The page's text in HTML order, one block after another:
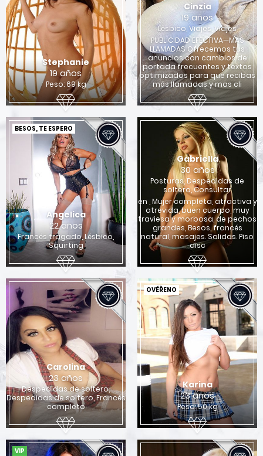
Stephanie
19 años
Peso: 69 kg
Cinzia
19 años
Lésbico, Viajes, Viajes
PUBLICIDAD EFECTIVA—MAS
LLAMADAS Ofrecemos tus
anuncios con cambios de
portada frecuentes y textos
optimizados para que recibas
más llamadas y mas cli
BESOS, TE ESPERO
Angelica
22 años
Francés tragado, Lésbico,
Squirting
Gabriella
30 años
Posturas, Despedidas de
soltero, Consultar
en , Mujer completa, atractiva y
atrevida, buen cuerpo, muy
traviesa y morbosa, de pechos
grandes, Besos, francés
natural, masajes. Salidas. Piso
disc
Carolina
23 años
Despedidas de soltero,
Despedidas de soltero, Francés
completo
OVĚŘENO
Karina
23 años
Peso: 50 kg
VIP